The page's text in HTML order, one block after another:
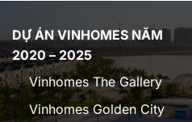
DỰ ÁN VINHOMES NĂM
2020 – 2025
Vinhomes The Gallery
Vinhomes Golden City